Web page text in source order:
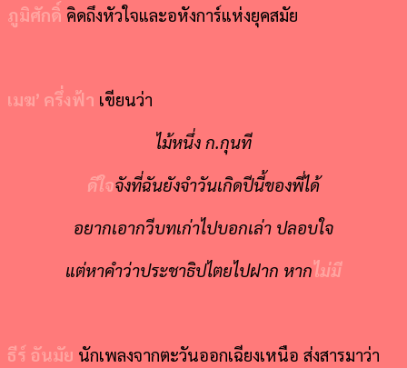
ภูมิศักดิ์ คิดถึงหัวใจและอหังการ์แห่งยุคสมัย
เมฆ’ ครึ่งฟ้า เขียนว่า
ไม้หนึ่ง ก.กุนที
ดีใจจังที่ฉันยังจำวันเกิดปีนี้ของพี่ได้
อยากเอากวีบทเก่าไปบอกเล่า ปลอบใจ
แต่หาคำว่าประชาธิปไตยไปฝาก หากไม่มี
ธีร์ อันมัย นักเพลงจากตะวันออกเฉียงเหนือ ส่งสารมาว่า